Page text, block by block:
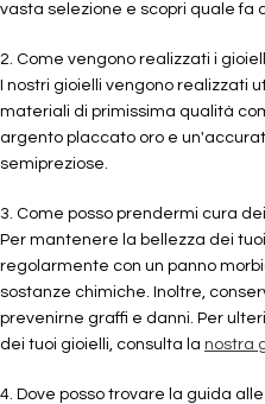
vasta selezione e scopri quale fa
2. Come vengono realizzati i
I nostri gioielli vengono realizzati
materiali di primissima qualità
argento placcato oro e
semipreziose.
3. Come posso prendermi cura
Per mantenere la bellezza dei
regolarmente con un panno
sostanze chimiche. Inoltre,
prevenirne graffi e danni. Per
dei tuoi gioielli, consulta la nostra
4. Dove posso trovare la guida